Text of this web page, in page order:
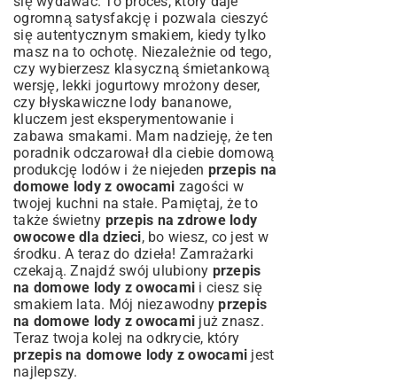
ogromną satysfakcję i pozwala cieszyć
się autentycznym smakiem, kiedy tylko
masz na to ochotę. Niezależnie od tego,
czy wybierzesz klasyczną śmietankową
wersję, lekki jogurtowy mrożony deser,
czy błyskawiczne lody bananowe,
kluczem jest eksperymentowanie i
zabawa smakami. Mam nadzieję, że ten
poradnik odczarował dla ciebie domową
produkcję lodów i że niejeden przepis na
domowe lody z owocami zagości w
twojej kuchni na stałe. Pamiętaj, że to
także świetny przepis na zdrowe lody
owocowe dla dzieci, bo wiesz, co jest w
środku. A teraz do dzieła! Zamrażarki
czekają. Znajdź swój ulubiony przepis
na domowe lody z owocami i ciesz się
smakiem lata. Mój niezawodnyprzepis
na domowe lody z owocami już znasz.
Teraz twoja kolej na odkrycie, który
przepis na domowe lody z owocami jest
najlepszy.